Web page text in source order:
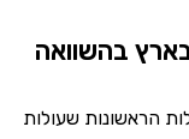
בהשוואה
הראשונות שעולות